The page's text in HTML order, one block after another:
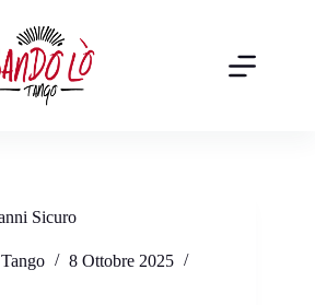
Sicuro
8 Ottobre 2025